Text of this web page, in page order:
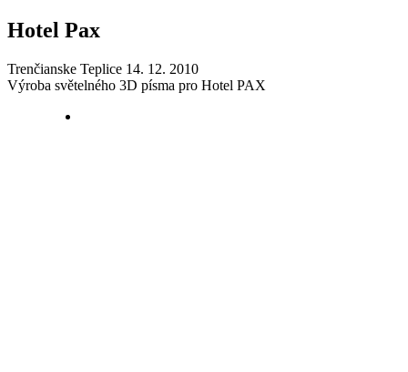
Hotel Pax
Trenčianske Teplice 14. 12. 2010
Výroba světelného 3D písma pro Hotel PAX